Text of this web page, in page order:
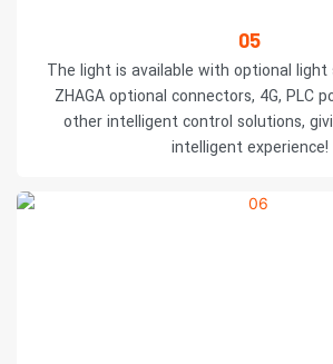
05
The light is available with optional light
ZHAGA optional connectors, 4G, PLC
other intelligent control solutions,
intelligent experience!